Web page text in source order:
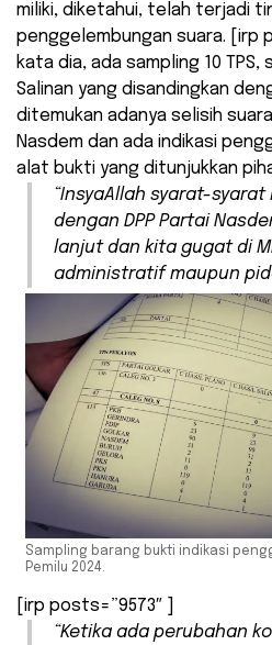
miliki, diketahui, telah terjadi
penggelembungan suara. [irp
kata dia, ada sampling 10 TPS,
Salinan yang disandingkan
ditemukan adanya selisih
Nasdem dan ada indikasi
alat bukti yang ditunjukkan
“InsyaAllah syarat-
dengan DPP Partai
lanjut dan kita gugat di
administratif maupun
Sampling barang bukti indikasi
Pemilu 2024.
[irp posts=”9573″ ]
“Ketika ada perubahan